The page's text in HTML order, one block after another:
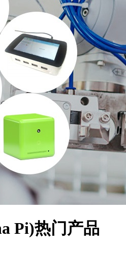
Pi)热门产品